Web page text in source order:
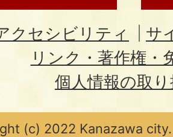
クセシビリティ
サ
リンク・著作権・
個人情報の取
(c) 2022 Kanazawa